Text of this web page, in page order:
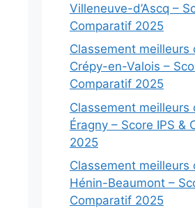
Villeneuve-d’Ascq –
Comparatif 2025
Classement meilleurs
Crépy-en-Valois –
Comparatif 2025
Classement meilleurs
Éragny – Score IPS &
2025
Classement meilleurs
Hénin-Beaumont –
Comparatif 2025